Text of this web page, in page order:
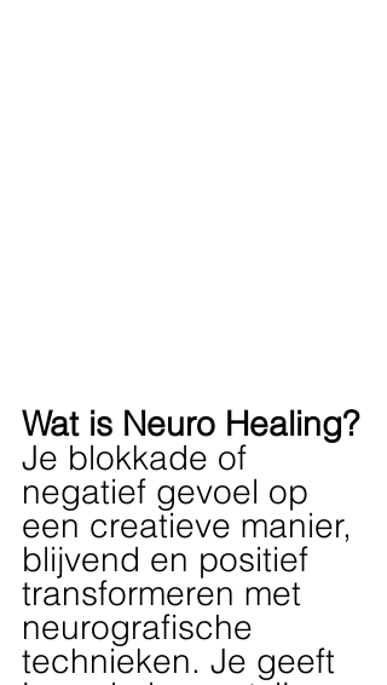
Wat is Neuro Healing?
Je blokkade of
negatief gevoel op
een creatieve manier,
blijvend en positief
transformeren met
neurografische
technieken. Je geeft